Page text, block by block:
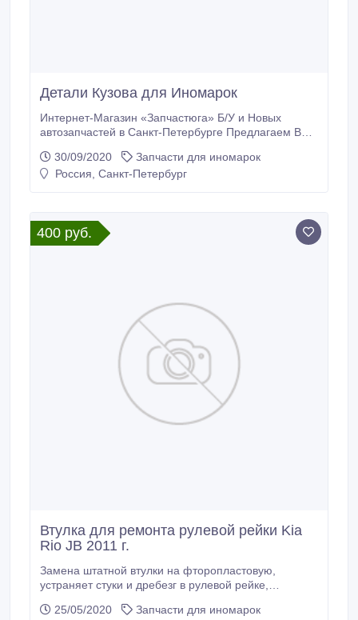
Детали Кузова для Иномарок
Интернет-Mагазин «Запчастюга» Б/У и Новых
автозапчастей в Санкт-Петербурге Предлагаем Вам
Новых Оригинальных Запчастей для Любых
Иномарок от 2005 года!! - Отправка по Всей России
формы заказа и оплаты запчастей.
30/09/2020
Запчасти для иномарок
Россия, Санкт-Петербург
400 руб.
Втулка для ремонта рулевой рейки Kia
Rio JB 2011 г.
Замена штатной втулки на фторопластовую,
устраняет стуки и дребезг в рулевой рейке,
механизма и рейки. Низкий коэффициент трения
25/05/2020
Запчасти для иномарок